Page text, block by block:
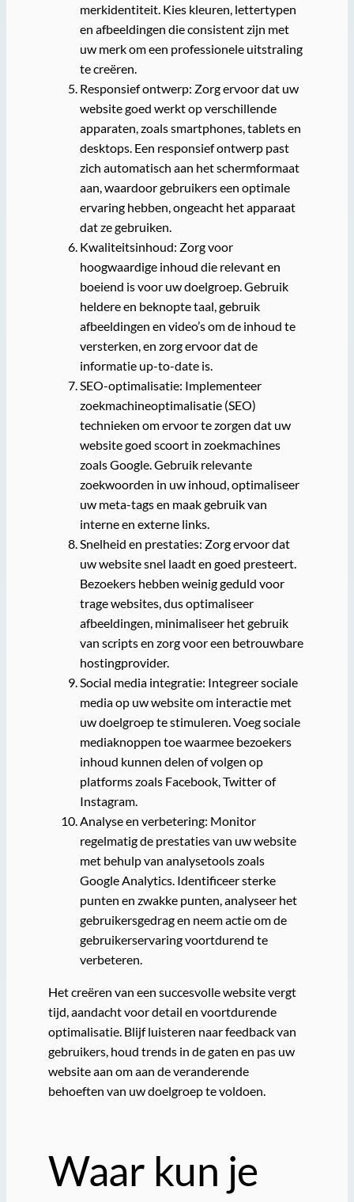
merkidentiteit. Kies kleuren, lettertypen
en afbeeldingen die consistent zijn met
uw merk om een professionele uitstraling
te creëren.
Responsief ontwerp: Zorg ervoor dat uw
website goed werkt op verschillende
apparaten, zoals smartphones, tablets en
desktops. Een responsief ontwerp past
zich automatisch aan het schermformaat
aan, waardoor gebruikers een optimale
ervaring hebben, ongeacht het apparaat
dat ze gebruiken.
Kwaliteitsinhoud: Zorg voor
hoogwaardige inhoud die relevant en
boeiend is voor uw doelgroep. Gebruik
heldere en beknopte taal, gebruik
afbeeldingen en video’s om de inhoud te
versterken, en zorg ervoor dat de
informatie up-to-date is.
SEO-optimalisatie: Implementeer
zoekmachineoptimalisatie (SEO)
technieken om ervoor te zorgen dat uw
website goed scoort in zoekmachines
zoals Google. Gebruik relevante
zoekwoorden in uw inhoud, optimaliseer
uw meta-tags en maak gebruik van
interne en externe links.
Snelheid en prestaties: Zorg ervoor dat
uw website snel laadt en goed presteert.
Bezoekers hebben weinig geduld voor
trage websites, dus optimaliseer
afbeeldingen, minimaliseer het gebruik
van scripts en zorg voor een betrouwbare
hostingprovider.
Social media integratie: Integreer sociale
media op uw website om interactie met
uw doelgroep te stimuleren. Voeg sociale
mediaknoppen toe waarmee bezoekers
inhoud kunnen delen of volgen op
platforms zoals Facebook, Twitter of
Instagram.
Analyse en verbetering: Monitor
regelmatig de prestaties van uw website
met behulp van analysetools zoals
Google Analytics. Identificeer sterke
punten en zwakke punten, analyseer het
gebruikersgedrag en neem actie om de
gebruikerservaring voortdurend te
verbeteren.
Het creëren van een succesvolle website vergt
tijd, aandacht voor detail en voortdurende
optimalisatie. Blijf luisteren naar feedback van
gebruikers, houd trends in de gaten en pas uw
website aan om aan de veranderende
behoeften van uw doelgroep te voldoen.
Waar kun je